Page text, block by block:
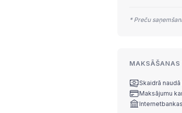
* Preču
MAKSĀŠANAS
Skaidrā naudā
Maksājumu
Internetbankas